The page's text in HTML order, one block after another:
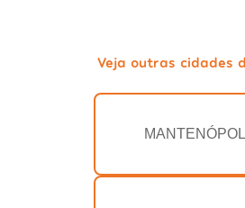
Veja outras cidades